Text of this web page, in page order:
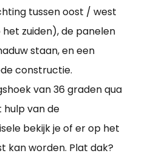
tussen oost / west
zuiden), de panelen
staan, en een
constructie.
van 36 graden qua
van de
bekijk je of er op het
kan worden. Plat dak?